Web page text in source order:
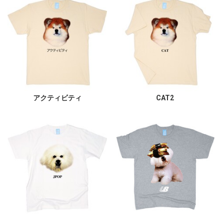
アクティビティ CAT2